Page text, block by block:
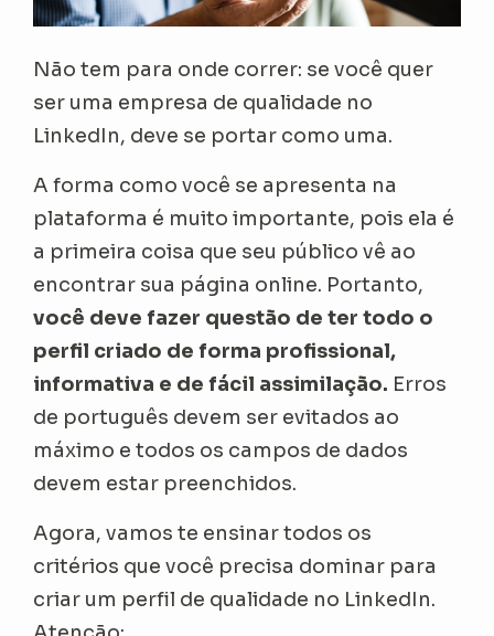
Não tem para onde correr: se você quer
ser uma empresa de qualidade no
LinkedIn, deve se portar como uma.
A forma como você se apresenta na
plataforma é muito importante, pois ela é
a primeira coisa que seu público vê ao
encontrar sua página online. Portanto,
você deve fazer questão de ter todo o
perfil criado de forma profissional,
informativa e de fácil assimilação. Erros
de português devem ser evitados ao
máximo e todos os campos de dados
devem estar preenchidos.
Agora, vamos te ensinar todos os
critérios que você precisa dominar para
criar um perfil de qualidade no LinkedIn.